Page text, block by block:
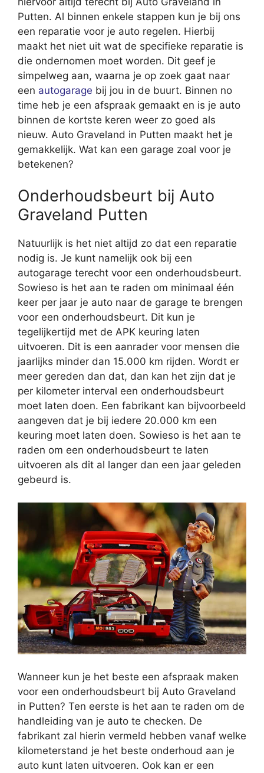
Putten. Al binnen enkele stappen kun je bij ons
een reparatie voor je auto regelen. Hierbij
maakt het niet uit wat de specifieke reparatie is
die ondernomen moet worden. Dit geef je
simpelweg aan, waarna je op zoek gaat naar
een autogarage bij jou in de buurt. Binnen no
time heb je een afspraak gemaakt en is je auto
binnen de kortste keren weer zo goed als
nieuw. Auto Graveland in Putten maakt het je
gemakkelijk. Wat kan een garage zoal voor je
betekenen?
Onderhoudsbeurt bij Auto
Graveland Putten
Natuurlijk is het niet altijd zo dat een reparatie
nodig is. Je kunt namelijk ook bij een
autogarage terecht voor een onderhoudsbeurt.
Sowieso is het aan te raden om minimaal één
keer per jaar je auto naar de garage te brengen
voor een onderhoudsbeurt. Dit kun je
tegelijkertijd met de APK keuring laten
uitvoeren. Dit is een aanrader voor mensen die
jaarlijks minder dan 15.000 km rijden. Wordt er
meer gereden dan dat, dan kan het zijn dat je
per kilometer interval een onderhoudsbeurt
moet laten doen. Een fabrikant kan bijvoorbeeld
aangeven dat je bij iedere 20.000 km een
keuring moet laten doen. Sowieso is het aan te
raden om een onderhoudsbeurt te laten
uitvoeren als dit al langer dan een jaar geleden
gebeurd is.
Wanneer kun je het beste een afspraak maken
voor een onderhoudsbeurt bij Auto Graveland
in Putten? Ten eerste is het aan te raden om de
handleiding van je auto te checken. De
fabrikant zal hierin vermeld hebben vanaf welke
kilometerstand je het beste onderhoud aan je
auto kunt laten uitvoeren. Ook kan er een